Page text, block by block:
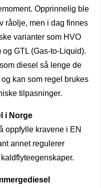
Opprinnelig ble
råolje, men i dag finnes
varianter som HVO
GTL (Gas-to-Liquid).
diesel så lenge de
kan som regel brukes
tilpasninger.
i Norge
oppfylle kravene i EN
annet regulerer